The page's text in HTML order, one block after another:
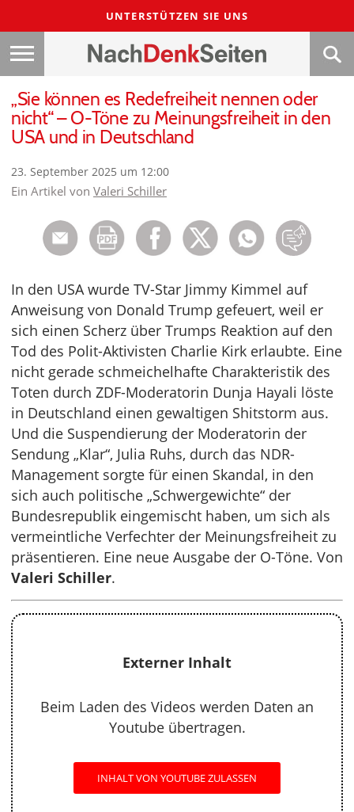
UNTERSTÜTZEN SIE UNS
„Sie können es Redefreiheit nennen oder
nicht“ – O-Töne zu Meinungsfreiheit in den
USA und in Deutschland
23. September 2025 um 12:00
Ein Artikel von Valeri Schiller
In den USA wurde TV-Star Jimmy Kimmel auf
Anweisung von Donald Trump gefeuert, weil er
sich einen Scherz über Trumps Reaktion auf den
Tod des Polit-Aktivisten Charlie Kirk erlaubte. Eine
nicht gerade schmeichelhafte Charakteristik des
Toten durch ZDF-Moderatorin Dunja Hayali löste
in Deutschland einen gewaltigen Shitstorm aus.
Und die Suspendierung der Moderatorin der
Sendung „Klar“, Julia Ruhs, durch das NDR-
Management sorgte für einen Skandal, in den
sich auch politische „Schwergewichte“ der
Bundesrepublik eingemischt haben, um sich als
vermeintliche Verfechter der Meinungsfreiheit zu
präsentieren. Eine neue Ausgabe der O-Töne. Von
Valeri Schiller.
Externer Inhalt
Beim Laden des Videos werden Daten an
Youtube übertragen.
INHALT VON YOUTUBE ZULASSEN